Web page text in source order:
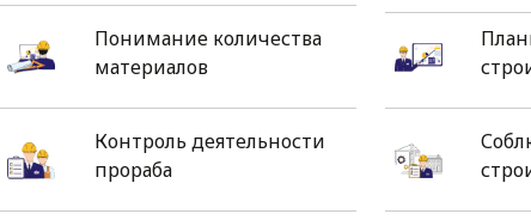
Понимание количества
материалов
Контроль деятельности
прораба